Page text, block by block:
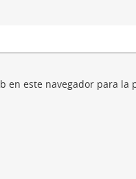
en este navegador para la